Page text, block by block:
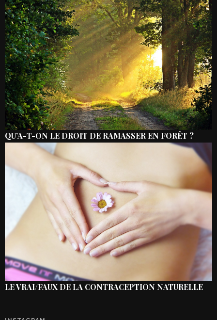
QU’A-T-ON LE DROIT DE RAMASSER EN FORÊT ?
LE VRAI/FAUX DE LA CONTRACEPTION NATURELLE